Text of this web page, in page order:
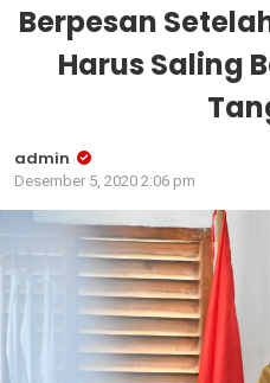
Berpesan
Harus Saling
admin
Desember 5, 2020 2:06 pm